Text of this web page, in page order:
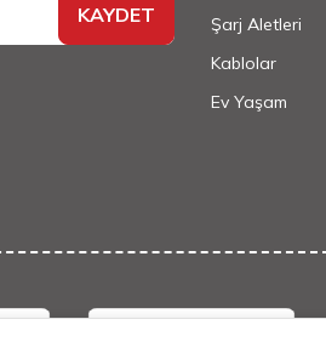
KAYDET
Şarj Aletleri
Kablolar
Ev Yaşam